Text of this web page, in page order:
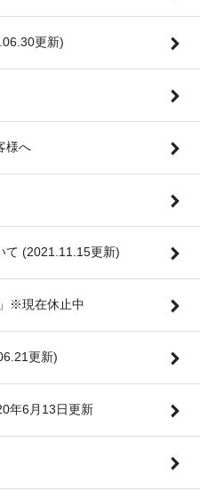
更新)
様へ
て (2021.11.15更新)
※現在休止中
更新)
年6月13日更新